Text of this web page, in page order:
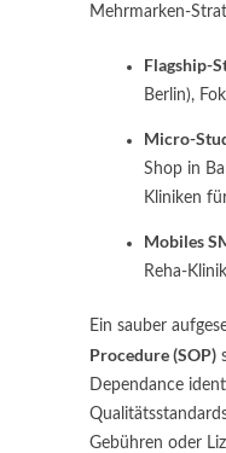
Mehrmarken-
Flagship-
Berlin),
Micro-
Shop in
Kliniken
Mobiles
Reha-
Ein sauber
Procedure (SOP)
Dependance
Gebühren oder